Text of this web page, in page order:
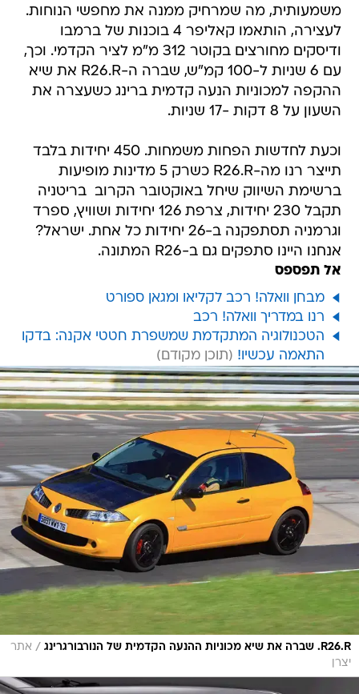
משמעותית, מה שמרחיק ממנה את מחפשי הנוחות.
לעצירה, הותאמו קאליפר 4 בוכנות של ברמבו
ודיסקים מחורצים בקוטר 312 מ"מ לציר הקדמי. וכך,
עם 6 שניות ל-100 קמ"ש, שברה ה-R26.R את שיא
ההקפה למכוניות הנעה קדמית ברינג כשעצרה את
השעון על 8 דקות -17 שניות.
וכעת לחדשות הפחות משמחות. 450 יחידות בלבד
תייצר רנו מה-R26.R כשרק 5 מדינות מופיעות
ברשימת השיווק שיחל באוקטובר הקרוב  בריטניה
תקבל 230 יחידות, צרפת 126 יחידות ושוויץ, ספרד
וגרמניה תסתפקנה ב-26 יחידות כל אחת. ישראל?
אנחנו היינו סתפקים גם ב-R26 המתונה.
אל תפספס
מבחן וואלה! רכב לקליאו ומגאן ספורט
רנו במדריך וואלה! רכב
הטכנולוגיה המתקדמת שמשפרת חטטי אקנה: בדקו
התאמה עכשיו!
R26.R. שברה את שיא מכוניות ההנעה הקדמית של הנורבורגרינג / אתר
יצרן